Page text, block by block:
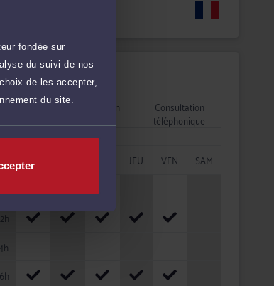
fondée sur
du suivi de nos
de les accepter,
du site.
vous Consultation Consultation
téléphonique
LUN JEU VEN
SAM